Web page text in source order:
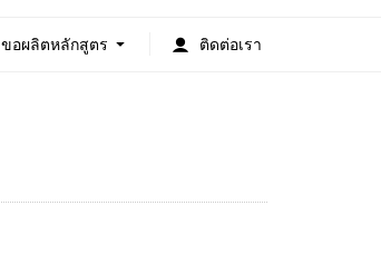
ขอผลิตหลักสูตร ติดต่อเรา